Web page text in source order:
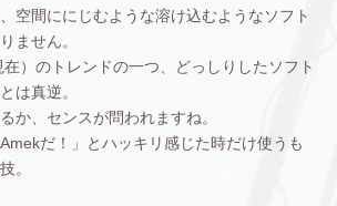
空間ににじむような溶け込むようなソフト
ません。
）のトレンドの一つ、どっしりしたソフト
は真逆。
か、センスが問われますね。
だ！」とハッキリ感じた時だけ使うも
。